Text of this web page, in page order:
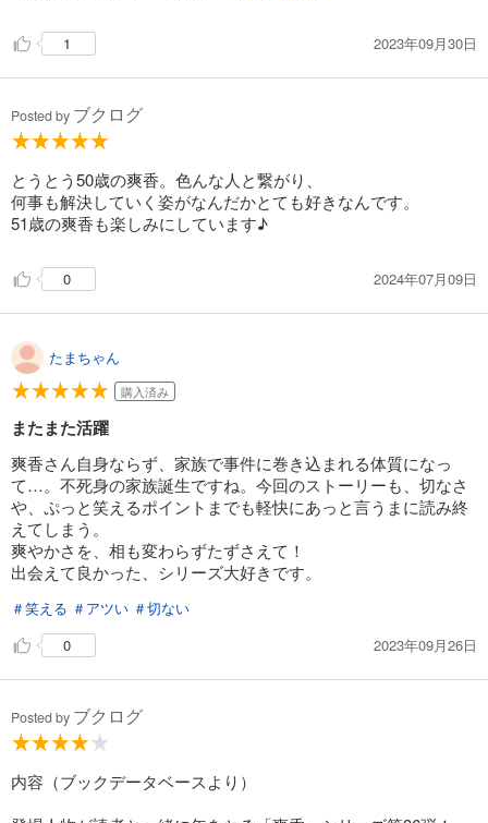
1 2023年09月30日
Posted by ブクログ
とうとう50歳の爽香。色んな人と繋がり、
何事も解決していく姿がなんだかとても好きなんです。
51歳の爽香も楽しみにしています♪
0 2024年07月09日
たまちゃん
購入済み
またまた活躍
爽香さん自身ならず、家族で事件に巻き込まれる体質になっ
て…。不死身の家族誕生ですね。今回のストーリーも、切なさ
や、ぷっと笑えるポイントまでも軽快にあっと言うまに読み終
えてしまう。
爽やかさを、相も変わらずたずさえて！
出会えて良かった、シリーズ大好きです。
＃笑える ＃アツい ＃切ない
0
2023年09月26日
Posted by ブクログ
内容（ブックデータベースより）